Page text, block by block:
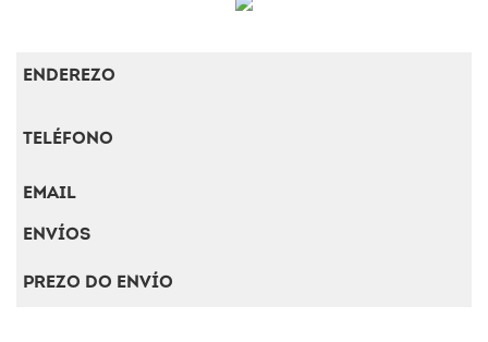
ENDEREZO
TELÉFONO
EMAIL
ENVÍOS
PREZO DO ENVÍO